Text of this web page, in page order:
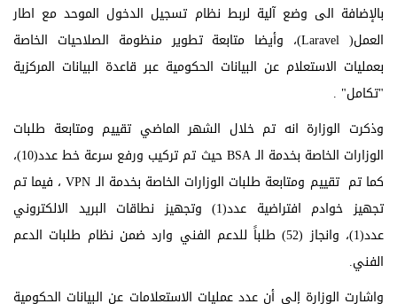
بالإضافة الى وضع آلية لربط نظام تسجيل الدخول الموحد مع اطار
العمل( Laravel)، وأيضا متابعة تطوير منظومة الصلاحيات الخاصة
بعمليات الاستعلام عن البيانات الحكومية عبر قاعدة البيانات المركزية
"تكامل" .
وذكرت الوزارة انه تم خلال الشهر الماضي تقييم ومتابعة طلبات
الوزارات الخاصة بخدمة الـ BSA حيث تم تركيب ورفع سرعة خط عدد(10)،
كما تم تقييم ومتابعة طلبات الوزارات الخاصة بخدمة الـ VPN ، فيما تم
تجهيز خوادم افتراضية عدد(1) وتجهيز نطاقات البريد الالكتروني
عدد(1)، وانجاز (52) طلباً للدعم الفني وارد ضمن نظام طلبات الدعم
الفني.
واشارت الوزارة إلى أن عدد عمليات الاستعلامات عن البيانات الحكومية